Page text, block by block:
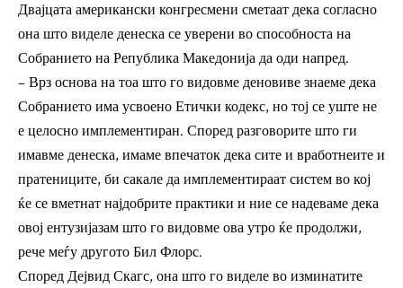
Двајцата американски конгресмени сметаат дека согласно
она што виделе денеска се уверени во способноста на
Собранието на Република Македонија да оди напред.
– Врз основа на тоа што го видовме деновиве знаеме дека
Собранието има усвоено Етички кодекс, но тој се уште не
е целосно имплементиран. Според разговорите што ги
имавме денеска, имаме впечаток дека сите и вработнеите и
пратениците, би сакале да имплементираат систем во кој
ќе се вметнат најдобрите практики и ние се надеваме дека
овој ентузијазам што го видовме ова утро ќе продолжи,
рече меѓу другото Бил Флорс.
Според Дејвид Скагс, она што го виделе во изминатите